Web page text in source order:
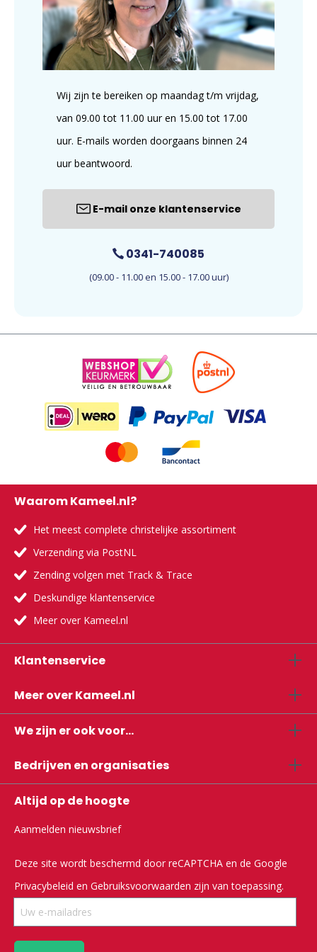
Wij zijn te bereiken op maandag t/m vrijdag,
van 09.00 tot 11.00 uur en 15.00 tot 17.00
uur. E-mails worden doorgaans binnen 24
uur beantwoord.
E-mail onze klantenservice
0341-740085
(09.00 - 11.00 en 15.00 - 17.00 uur)
Waarom Kameel.nl?
Het meest complete christelijke assortiment
Verzending via PostNL
Zending volgen met Track & Trace
Deskundige klantenservice
Meer over Kameel.nl
Klantenservice
Meer over Kameel.nl
We zijn er ook voor...
Bedrijven en organisaties
Altijd op de hoogte
Aanmelden nieuwsbrief
Deze site wordt beschermd door reCAPTCHA en de Google
Privacybeleid en Gebruiksvoorwaarden zijn van toepassing.